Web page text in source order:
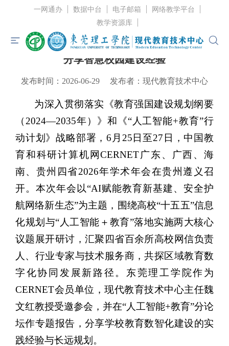
一网通办 数据中台 电子邮箱
网络教学平台
教学资源库
中心资讯
服务指南
党建工作
规章制度
联系我们
中心资讯 >中心动态
我校受邀在CERNET四省2026年学术年会上
分享智慧校园建设经验
发布时间：2026-06-29 发布者：现代教育技术中心
为深入贯彻落实《教育强国建设规划纲要
（2024—2035年）》和《“人工智能+教育”行
动计划》战略部署，6月25日至27日，中国教
育和科研计算机网CERNET广东、广西、海
南、贵州四省2026年学术年会在贵州遵义召
开。本次年会以“AI赋能教育新基建、安全护
航网络新生态”为主题，围绕高校“十五五”信息
化规划与“人工智能＋教育”落地实施两大核心
议题展开研讨，汇聚四省百余所高校网信负责
人、行业专家与技术服务商，共探区域教育数
字化协同发展新路径。东莞理工学院作为
CERNET会员单位，现代教育技术中心主任魏
文红教授受邀参会，并在“人工智能+教育”分论
坛作专题报告，分享学校教育数智化建设的实
践经验与长远规划。